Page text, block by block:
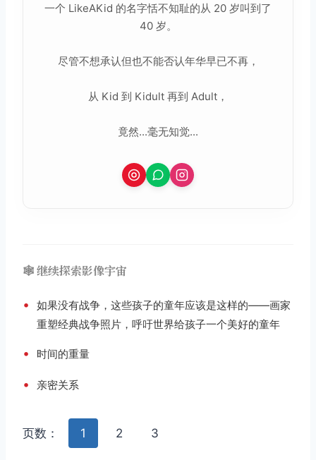
一个 LikeAKid 的名字恬不知耻的从 20 岁叫到了
40 岁。
尽管不想承认但也不能否认年华早已不再，
从 Kid 到 Kidult 再到 Adult，
竟然...毫无知觉...
🕸️ 继续探索影像宇宙
•
如果没有战争，这些孩子的童年应该是这样的——画家
重塑经典战争照片，呼吁世界给孩子一个美好的童年
• 时间的重量
• 亲密关系
页数： 1 2 3